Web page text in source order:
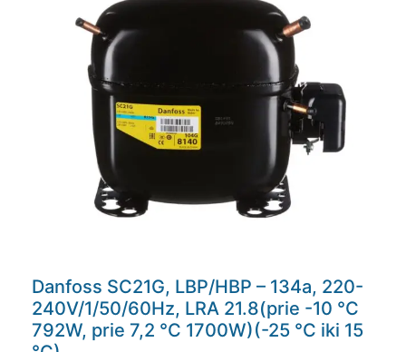
Danfoss SC21G, LBP/HBP – 134a, 220-
240V/1/50/60Hz, LRA 21.8(prie -10 °C
792W, prie 7,2 °C 1700W)(-25 °C iki 15